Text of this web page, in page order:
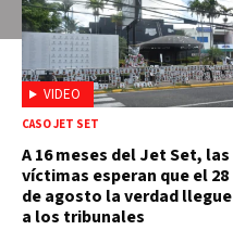
VIDEO
CASO JET SET
A 16 meses del Jet Set, las
víctimas esperan que el 28
de agosto la verdad llegue
a los tribunales